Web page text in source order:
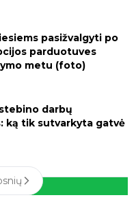
pasižvalgyti po
parduotuves
metu (foto)
darbų
ką tik sutvarkyta gatvė